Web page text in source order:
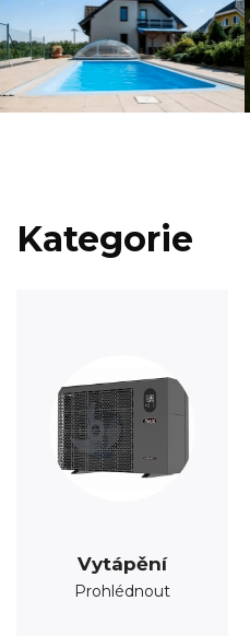
Kategorie
Vytápění
Prohlédnout